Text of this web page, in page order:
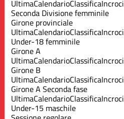
UltimaCalendarioClassificaIncroci
Seconda Divisione femminile
Girone provinciale
UltimaCalendarioClassificaIncroci
Under-18 femminile
Girone A
UltimaCalendarioClassificaIncroci
Girone B
UltimaCalendarioClassificaIncroci
Girone A Seconda fase
UltimaCalendarioClassificaIncroci
Under-15 maschile